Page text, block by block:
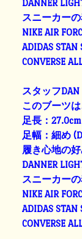
DANNER
スニーカー
NIKE AIR
ADIDAS
CONVERSE
スタッフDAN
このブーツは
足長：27.0cm
足幅：細め
履き心地の
DANNER
スニーカー
NIKE AIR
ADIDAS
CONVERSE